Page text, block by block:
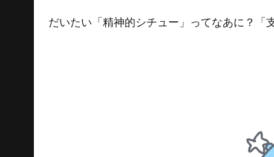
だいたい「精神的シチュー」ってなあに？「